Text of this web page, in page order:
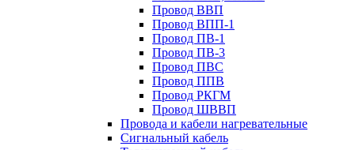
Провод ВВП
Провод ВПП-1
Провод ПВ-1
Провод ПВ-3
Провод ПВС
Провод ППВ
Провод РКГМ
Провод ШВВП
Провода и кабели нагревательные
Сигнальный кабель